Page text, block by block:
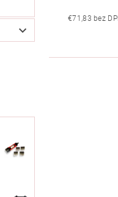
€71,83 bez